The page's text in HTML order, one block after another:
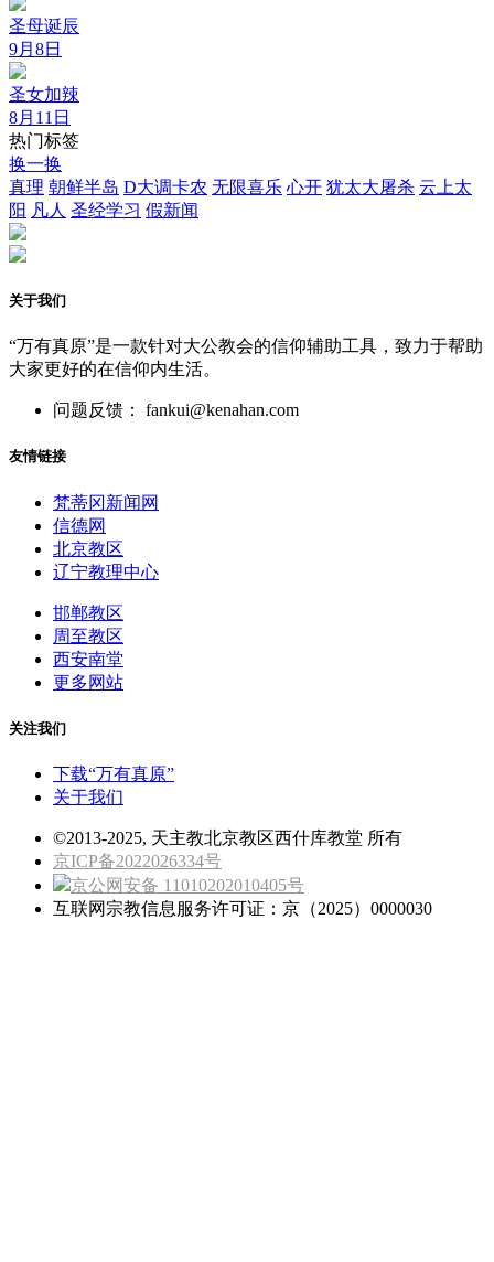
圣母诞辰
9月8日
圣女加辣
8月11日
热门标签
换一换
真理 朝鲜半岛 D大调卡农 无限喜乐 心开 犹太大屠杀 云上太
阳 凡人 圣经学习 假新闻
关于我们
“万有真原”是一款针对大公教会的信仰辅助工具，致力于帮助
大家更好的在信仰内生活。
问题反馈： fankui@kenahan.com
友情链接
梵蒂冈新闻网
信德网
北京教区
辽宁教理中心
邯郸教区
周至教区
西安南堂
更多网站
关注我们
下载“万有真原”
关于我们
©2013-2025, 天主教北京教区西什库教堂 所有
京ICP备2022026334号
京公网安备 11010202010405号
互联网宗教信息服务许可证：京（2025）0000030